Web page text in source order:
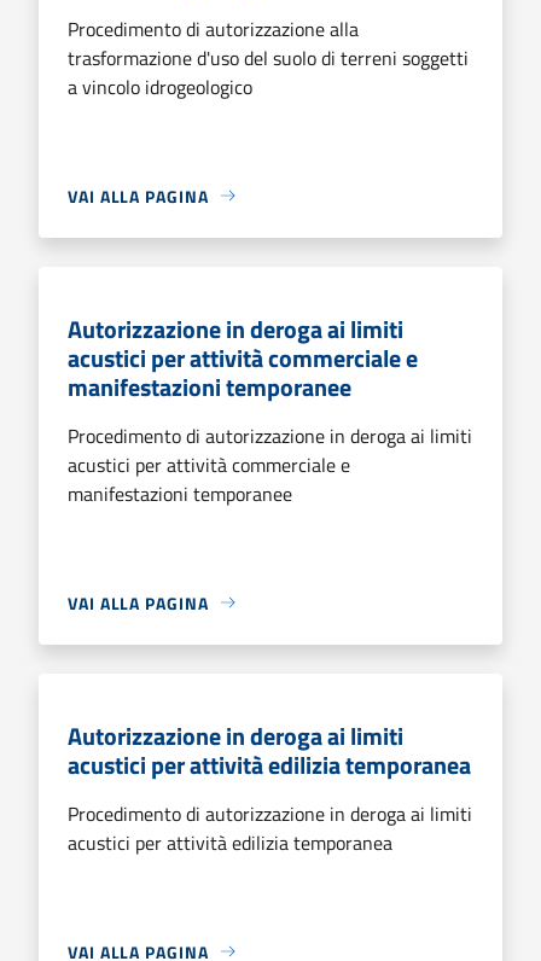
Procedimento di autorizzazione alla
trasformazione d'uso del suolo di terreni soggetti
a vincolo idrogeologico
VAI ALLA PAGINA
Autorizzazione in deroga ai limiti
acustici per attività commerciale e
manifestazioni temporanee
Procedimento di autorizzazione in deroga ai limiti
acustici per attività commerciale e
manifestazioni temporanee
VAI ALLA PAGINA
Autorizzazione in deroga ai limiti
acustici per attività edilizia temporanea
Procedimento di autorizzazione in deroga ai limiti
acustici per attività edilizia temporanea
VAI ALLA PAGINA